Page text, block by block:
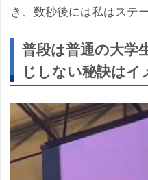
き、数秒後には私はステ
普段は普通の大学
じしない秘訣は